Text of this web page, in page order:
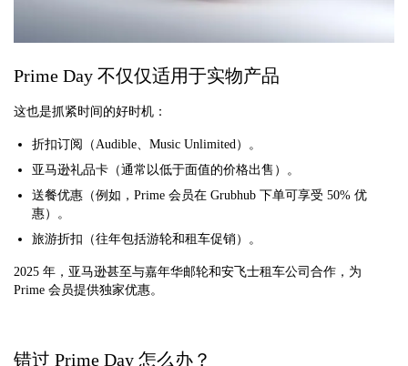
Prime Day 不仅仅适用于实物产品
这也是抓紧时间的好时机：
折扣订阅（Audible、Music Unlimited）。
亚马逊礼品卡（通常以低于面值的价格出售）。
送餐优惠（例如，Prime 会员在 Grubhub 下单可享受 50% 优
惠）。
旅游折扣（往年包括游轮和租车促销）。
2025 年，亚马逊甚至与嘉年华邮轮和安飞士租车公司合作，为
Prime 会员提供独家优惠。
错过 Prime Day 怎么办？